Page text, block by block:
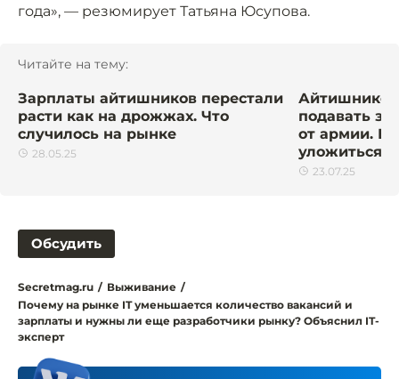
года», — резюмирует Татьяна Юсупова.
Читайте на тему:
Зарплаты айтишников перестали
расти как на дрожжах. Что
случилось на рынке
28.05.25
Айтишников
подавать
от армии. В
уложиться
23.07.25
Обсудить
Secretmag.ru / Выживание /
Почему на рынке IT уменьшается количество вакансий и
зарплаты и нужны ли еще разработчики рынку? Объяснил IT-
эксперт